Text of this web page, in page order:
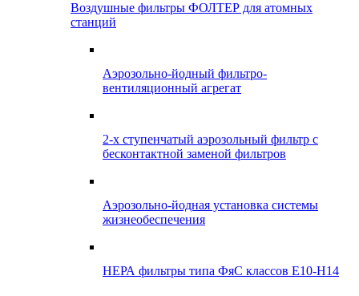
Воздушные фильтры ФОЛТЕР для атомных
станций
Аэрозольно-йодный фильтро-
вентиляционный агрегат
2-х ступенчатый аэрозольный фильтр с
бесконтактной заменой фильтров
Аэрозольно-йодная установка системы
жизнеобеспечения
НЕРА фильтры типа ФяС классов Е10-Н14